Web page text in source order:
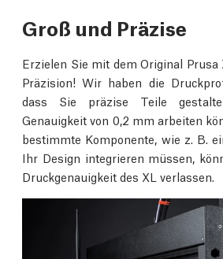
Groß und Präzise
Erzielen Sie mit dem Original Prusa
Präzision! Wir haben die
dass Sie präzise Teile
Genauigkeit von 0,2 mm arbeiten
bestimmte Komponente, wie z. B.
Ihr Design integrieren müssen,
Druckgenauigkeit des XL verlassen.